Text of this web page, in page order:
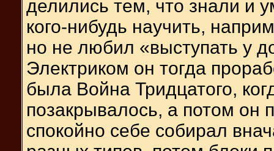
делились тем, что знали и
кого-нибудь научить,
но не любил «выступать у
Электриком он тогда
была Война Тридцатого,
позакрывалось, а потом он
спокойно себе собирал